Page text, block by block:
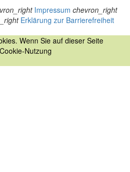
Impressum chevron_right
Erklärung zur Barrierefreiheit
Wenn Sie auf dieser Seite
Nutzung